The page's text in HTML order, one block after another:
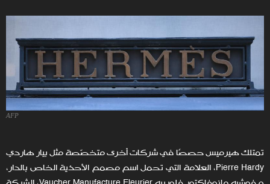
AFP
تمتلك هيرميس حصصًا في شركات أخرى متخصّصة مثل بيار هاردي
Pierre Hardy، العلامة التي تحمل اسم مصمم الأحذية الخاص بالدار،